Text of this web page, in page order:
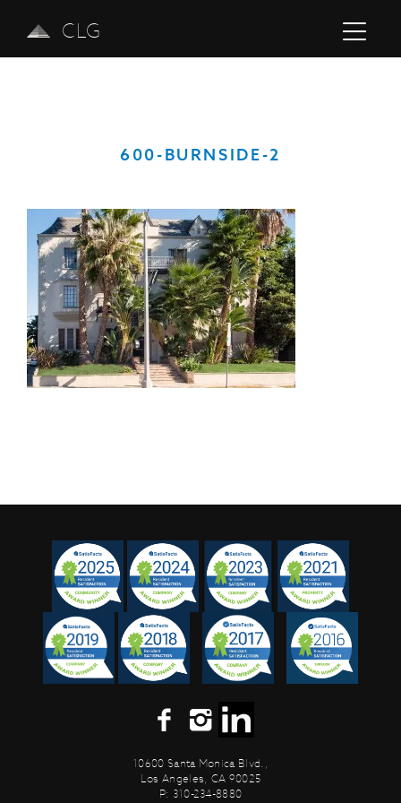
CLG
600-BURNSIDE-2
10600 Santa Monica Blvd.,
Los Angeles, CA 90025
P: 310-234-8880